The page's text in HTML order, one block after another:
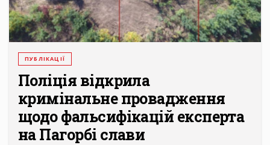
ПУБЛІКАЦІЇ
Поліція відкрила
кримінальне провадження
щодо фальсифікацій експерта
на Пагорбі слави